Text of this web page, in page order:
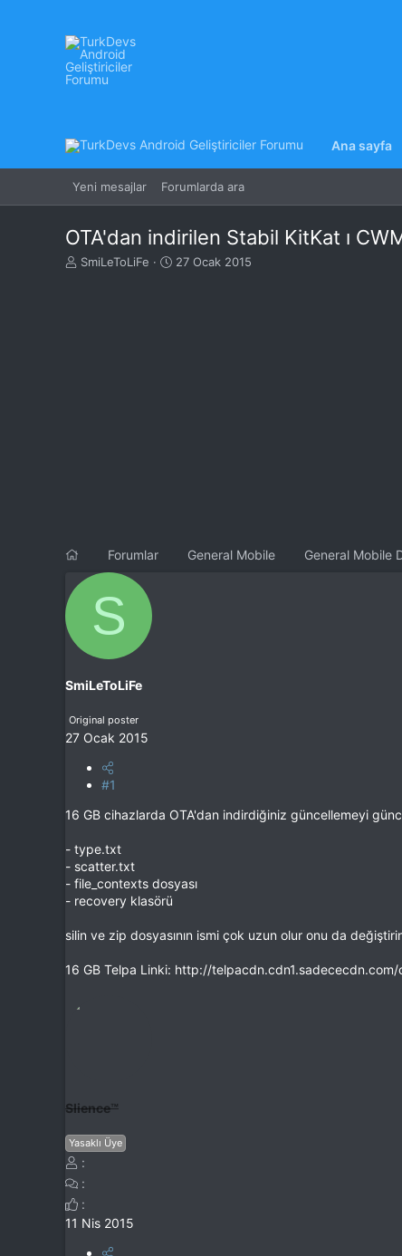
Ana sayfa
Yeni mesajlar Forumlarda ara
OTA'dan indirilen Stabil KitKat ı
K
SmiLeToLiFe
B
27 Ocak 2015
Forumlar General Mobile General Mobile
S
SmiLeToLiFe
Original poster
27 Ocak 2015
#1
16 GB cihazlarda OTA'dan indirdiğiniz güncellemeyi
- type.txt
- scatter.txt
- file_contexts dosyası
- recovery klasörü
silin ve zip dosyasının ismi çok uzun olur onu da
16 GB Telpa Linki: http://
Slience™
Yasaklı Üye
11 Nis 2015